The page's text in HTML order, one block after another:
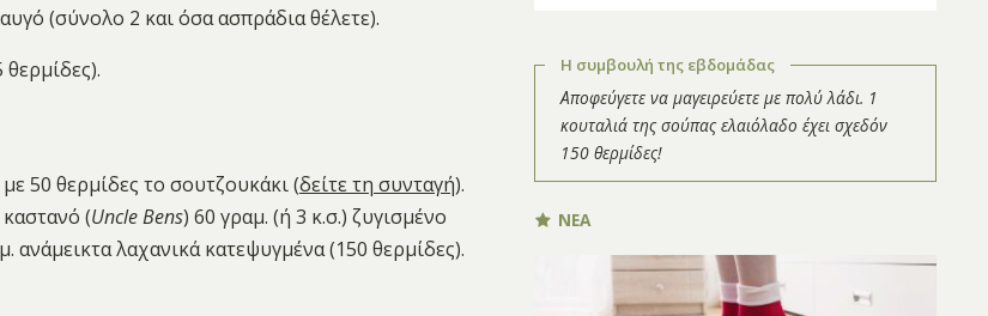
(σύνολο 2 και όσα ασπράδια θέλετε).
50 θερμίδες το σουτζουκάκι (δείτε τη συνταγή).
(Uncle Bens) 60 γραμ. (ή 3 κ.σ.) ζυγισμένο
ανάμεικτα λαχανικά κατεψυγμένα (150 θερμίδες).
Η συμβουλή της εβδομάδας
Αποφεύγετε να μαγειρεύετε με πολύ λάδι. 1
κουταλιά της σούπας ελαιόλαδο έχει σχεδόν
150 θερμίδες!
ΝΕΑ